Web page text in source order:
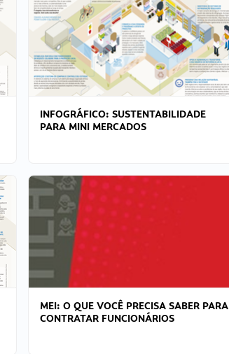
INFOGRÁFICO: SUSTENTABILIDADE
PARA MINI MERCADOS
MEI: O QUE VOCÊ PRECISA SABER PARA
CONTRATAR FUNCIONÁRIOS